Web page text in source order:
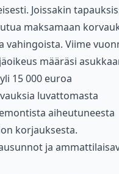
Joissakin
maksamaan
vahingoista. Viime
määräsi
15 000 euroa
luvattomasta
aiheutuneesta
korjauksesta.
ja